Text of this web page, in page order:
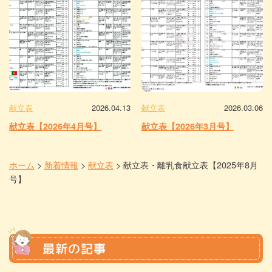
献立表 2026.04.13
献立表【2026年4月号】
献立表 2026.03.06
献立表【2026年3月号】
ホーム > 新着情報 > 献立表 > 献立表・離乳食献立表【2025年8月
号】
最新の記事